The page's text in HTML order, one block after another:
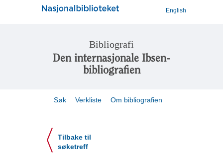
English
Bibliografi
Den internasjonale Ibsen-
bibliografien
Søk Verkliste Om bibliografien
Tilbake til
søketreff